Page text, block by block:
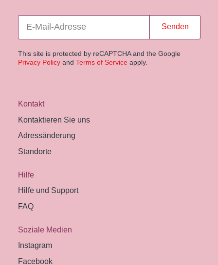
Senden
This site is protected by reCAPTCHA and the Google
Privacy Policyand Terms of Service apply.
Kontakt
Kontaktieren Sie uns
Adressänderung
Standorte
Hilfe
Hilfe und Support
FAQ
Soziale Medien
Instagram
Facebook